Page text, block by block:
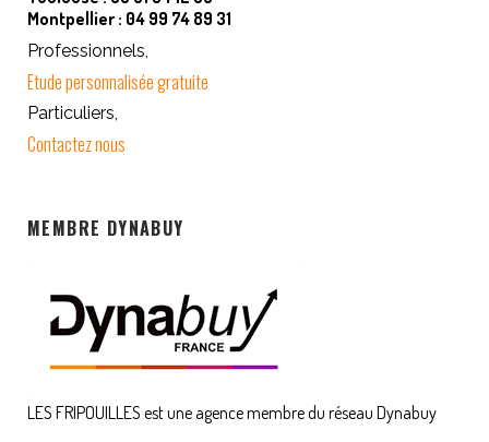
Montpellier : 04 99 74 89 31
Professionnels,
Etude personnalisée gratuite
Particuliers,
Contactez nous
MEMBRE DYNABUY
LES FRIPOUILLES est une agence membre du réseau Dynabuy